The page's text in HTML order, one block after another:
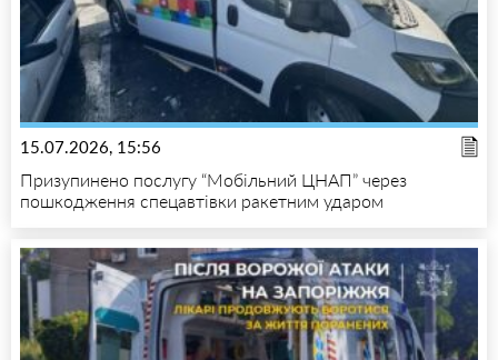
15.07.2026, 15:56
Призупинено послугу “Мобільний ЦНАП” через
пошкодження спецавтівки ракетним ударом